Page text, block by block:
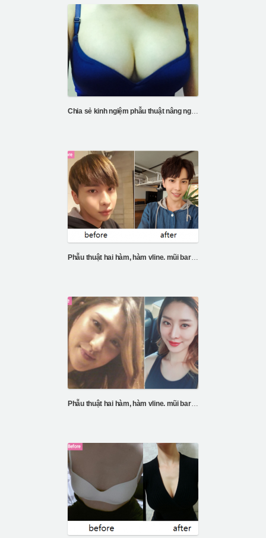
Chia sẻ kinh ngiệm phẫu thuật nâng ngực tại bệnh vi
Phẫu thuật hai hàm, hàm vline. mũi barbie
Phẫu thuật hai hàm, hàm vline. mũi barbie